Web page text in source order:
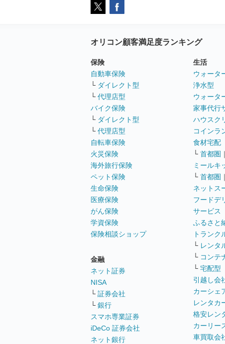
オリコン顧客満足度ランキング
保険
自動車保険
└ ダイレクト型
└ 代理店型
バイク保険
└ ダイレクト型
└ 代理店型
自転車保険
火災保険
海外旅行保険
ペット保険
生命保険
医療保険
がん保険
学資保険
保険相談ショップ
金融
ネット証券
NISA
└ 証券会社
└ 銀行
スマホ専業証券
iDeCo 証券会社
ネット銀行
生活
ウォータ
浄水型
ウォータ
家事代行
ハウスク
コインラ
食材宅配
└ 首都圏 ｜
ミールキ
└ 首都圏 ｜
ネットス
フードデ
サービス
ふるさと
トランク
└ レンタ
└ コンテ
└ 宅配型
引越し会
カーシェ
レンタカ
格安レン
カーリー
車買取会